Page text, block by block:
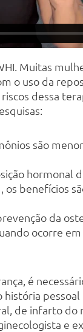
Muitas
o uso da
dessa
são
hormonal
benefícios
da
ocorre
é
de infarto do
e